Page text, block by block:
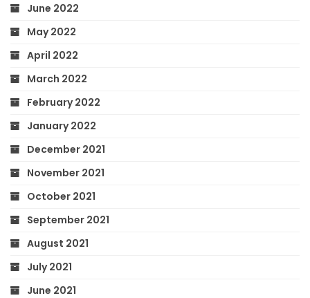
June 2022
May 2022
April 2022
March 2022
February 2022
January 2022
December 2021
November 2021
October 2021
September 2021
August 2021
July 2021
June 2021